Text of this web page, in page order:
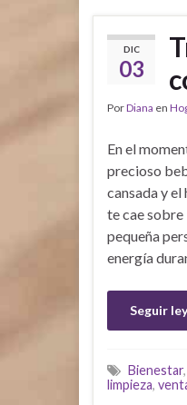
DIC
03
PorDiana en
En el
precioso
cansada y
te cae sobre
pequeña
energía
Seguir
Bienestar,
limpieza,